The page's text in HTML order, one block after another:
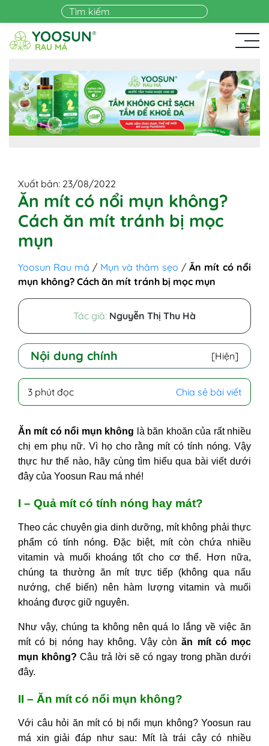
Skip to main content
Xuất bản: 23/08/2022
Ăn mít có nổi mụn không?
Cách ăn mít tránh bị mọc
mụn
Yoosun Rau má / Mụn và thâm sẹo / Ăn mít có nổi
mụn không? Cách ăn mít tránh bị mọc mụn
Tác giả: Nguyễn Thị Thu Hà
Nội dung chính [Hiện]
I - Quả mít có tính nóng hay mát?
II - Ăn mít có nổi mụn không?
mụn
IV - Cách ăn mít không gây mọc
mụn
3 phút đọc Chia sẻ bài viết
Ăn mít có nổi mụn không là băn khoăn của rất nhiều
chị em phụ nữ. Vì họ cho rằng mít có tính nóng. Vậy
thực hư thế nào, hãy cùng tìm hiểu qua bài viết dưới
đây của Yoosun Rau má nhé!
I – Quả mít có tính nóng hay mát?
Theo các chuyên gia dinh dưỡng, mít không phải thực
phẩm có tính nóng. Đặc biệt, mít còn chứa nhiều
vitamin và muối khoáng tốt cho cơ thể. Hơn nữa,
chúng ta thường ăn mít trực tiếp (không qua nấu
nướng, chế biến) nên hàm lượng vitamin và muối
khoáng được giữ nguyên.
Như vậy, chúng ta không nên quá lo lắng về việc ăn
mít có bị nóng hay không. Vậy cònăn mít có mọc
mụn không?Câu trả lời sẽ có ngay trong phần dưới
đây.
II – Ăn mít có nổi mụn không?
Với câu hỏi ăn mít có bị nổi mụn không? Yoosun rau
má xin giải đáp như sau: Mít là trái cây có nhiều